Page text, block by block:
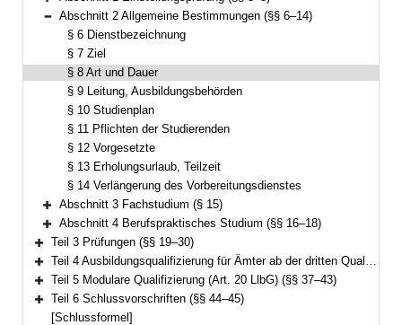
Bereich erweitern
Bereich reduzieren
Abschnitt 2 Allgemeine Bestimmungen (§§ 6–14)
§ 6 Dienstbezeichnung
§ 7 Ziel
§ 8 Art und Dauer
§ 9 Leitung, Ausbildungsbehörden
§ 10 Studienplan
§ 11 Pflichten der Studierenden
§ 12 Vorgesetzte
§ 13 Erholungsurlaub, Teilzeit
§ 14 Verlängerung des Vorbereitungsdienstes
Bereich erweitern
Abschnitt 3 Fachstudium (§ 15)
Bereich erweitern
Abschnitt 4 Berufspraktisches Studium (§§ 16–18)
Bereich erweitern
Teil 3 Prüfungen (§§ 19–30)
Bereich erweitern
Teil 4 Ausbildungsqualifizierung für Ämter ab der dritten Qualifikationsebene (Art. 37 LlbG) (§§ 31–36)
Bereich erweitern
Teil 5 Modulare Qualifizierung (Art. 20 LlbG) (§§ 37–43)
Bereich erweitern
Teil 6 Schlussvorschriften (§§ 44–45)
[Schlussformel]